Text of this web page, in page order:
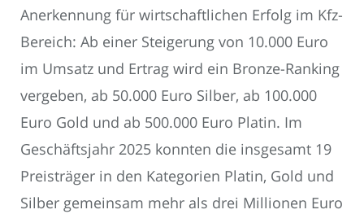
Anerkennung für wirtschaftlichen Erfolg im Kfz-
Bereich: Ab einer Steigerung von 10.000 Euro
im Umsatz und Ertrag wird ein Bronze-Ranking
vergeben, ab 50.000 Euro Silber, ab 100.000
Euro Gold und ab 500.000 Euro Platin. Im
Geschäftsjahr 2025 konnten die insgesamt 19
Preisträger in den Kategorien Platin, Gold und
Silber gemeinsam mehr als drei Millionen Euro